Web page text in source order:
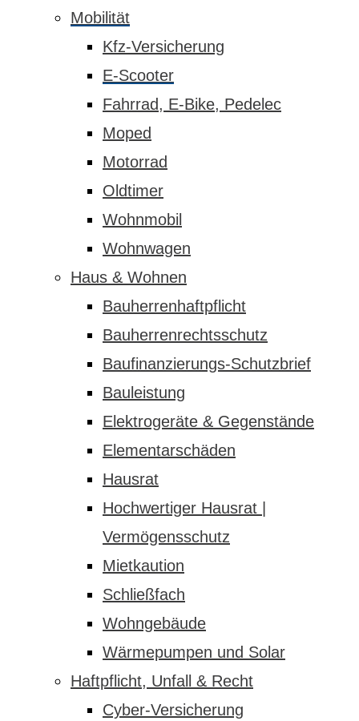
Mobilität
Kfz-Versicherung
E-Scooter
Fahrrad, E-Bike, Pedelec
Moped
Motorrad
Oldtimer
Wohnmobil
Wohnwagen
Haus & Wohnen
Bauherrenhaftpflicht
Bauherrenrechtsschutz
Baufinanzierungs-Schutzbrief
Bauleistung
Elektrogeräte & Gegenstände
Elementarschäden
Hausrat
Hochwertiger Hausrat |
Vermögensschutz
Mietkaution
Schließfach
Wohngebäude
Wärmepumpen und Solar
Haftpflicht, Unfall & Recht
Cyber-Versicherung